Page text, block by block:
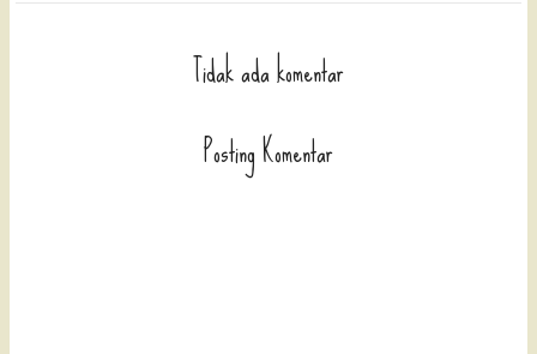
Tidak ada komentar
Posting Komentar